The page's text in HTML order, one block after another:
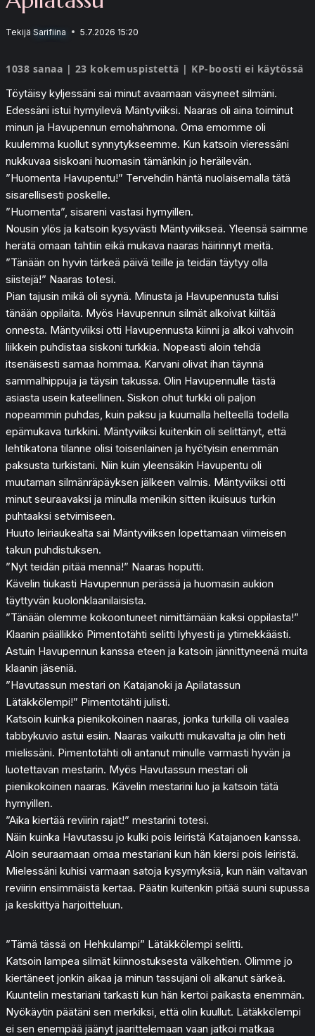
Tekijä Sarifiina 5.7.2026 15:20
1038 sanaa | 23 kokemuspistettä | KP-boosti ei käytössä
Töytäisy kyljessäni sai minut avaamaan väsyneet silmäni.
Edessäni istui hymyilevä Mäntyviiksi. Naaras oli aina toiminut
minun ja Havupennun emohahmona. Oma emomme oli
kuulemma kuollut synnytykseemme. Kun katsoin vieressäni
nukkuvaa siskoani huomasin tämänkin jo heräilevän.
”Huomenta Havupentu!” Tervehdin häntä nuolaisemalla tätä
sisarellisesti poskelle.
”Huomenta”, sisareni vastasi hymyillen.
Nousin ylös ja katsoin kysyvästi Mäntyviikseä. Yleensä saimme
herätä omaan tahtiin eikä mukava naaras häirinnyt meitä.
”Tänään on hyvin tärkeä päivä teille ja teidän täytyy olla
siistejä!” Naaras totesi.
Pian tajusin mikä oli syynä. Minusta ja Havupennusta tulisi
tänään oppilaita. Myös Havupennun silmät alkoivat kiiltää
onnesta. Mäntyviiksi otti Havupennusta kiinni ja alkoi vahvoin
liikkein puhdistaa siskoni turkkia. Nopeasti aloin tehdä
itsenäisesti samaa hommaa. Karvani olivat ihan täynnä
sammalhippuja ja täysin takussa. Olin Havupennulle tästä
asiasta usein kateellinen. Siskon ohut turkki oli paljon
nopeammin puhdas, kuin paksu ja kuumalla helteellä todella
epämukava turkkini. Mäntyviiksi kuitenkin oli selittänyt, että
lehtikatona tilanne olisi toisenlainen ja hyötyisin enemmän
paksusta turkistani. Niin kuin yleensäkin Havupentu oli
muutaman silmänräpäyksen jälkeen valmis. Mäntyviiksi otti
minut seuraavaksi ja minulla menikin sitten ikuisuus turkin
puhtaaksi setvimiseen.
Huuto leiriaukealta sai Mäntyviiksen lopettamaan viimeisen
takun puhdistuksen.
”Nyt teidän pitää mennä!” Naaras hoputti.
Kävelin tiukasti Havupennun perässä ja huomasin aukion
täyttyvän kuolonklaanilaisista.
”Tänään olemme kokoontuneet nimittämään kaksi oppilasta!”
Klaanin päällikkö Pimentotähti selitti lyhyesti ja ytimekkäästi.
Astuin Havupennun kanssa eteen ja katsoin jännittyneenä muita
klaanin jäseniä.
”Havutassun mestari on Katajanoki ja Apilatassun
Lätäkkölempi!” Pimentotähti julisti.
Katsoin kuinka pienikokoinen naaras, jonka turkilla oli vaalea
tabbykuvio astui esiin. Naaras vaikutti mukavalta ja olin heti
mielissäni. Pimentotähti oli antanut minulle varmasti hyvän ja
luotettavan mestarin. Myös Havutassun mestari oli
pienikokoinen naaras. Kävelin mestarini luo ja katsoin tätä
hymyillen.
”Aika kiertää reviirin rajat!” mestarini totesi.
Näin kuinka Havutassu jo kulki pois leiristä Katajanoen kanssa.
Aloin seuraamaan omaa mestariani kun hän kiersi pois leiristä.
Mielessäni kuhisi varmaan satoja kysymyksiä, kun näin valtavan
reviirin ensimmäistä kertaa. Päätin kuitenkin pitää suuni supussa
ja keskittyä harjoitteluun.
”Tämä tässä on Hehkulampi” Lätäkkölempi selitti.
Katsoin lampea silmät kiinnostuksesta välkehtien. Olimme jo
kiertäneet jonkin aikaa ja minun tassujani oli alkanut särkeä.
Kuuntelin mestariani tarkasti kun hän kertoi paikasta enemmän.
Nyökäytin päätäni sen merkiksi, että olin kuullut. Lätäkkölempi
ei sen enempää jäänyt jaarittelemaan vaan jatkoi matkaa